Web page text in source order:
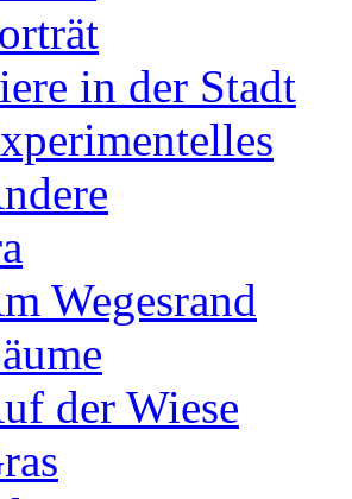
in der Stadt
Wegesrand
der Wiese